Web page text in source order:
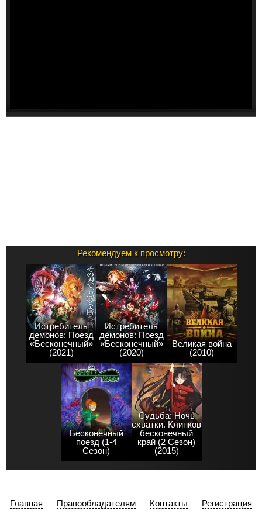
Рекомендуем к просмотру:
Истребитель
демонов: Поезд
«Бесконечный»
(2021)
Истребитель
демонов: Поезд
«Бесконечный»
(2020)
Великая война
(2010)
Бесконечный
поезд (1-4
Сезон)
Судьба: Ночь
схватки. Клинков
бесконечный
край (2 Сезон)
(2015)
Главная Правообладателям Контакты Регистрация